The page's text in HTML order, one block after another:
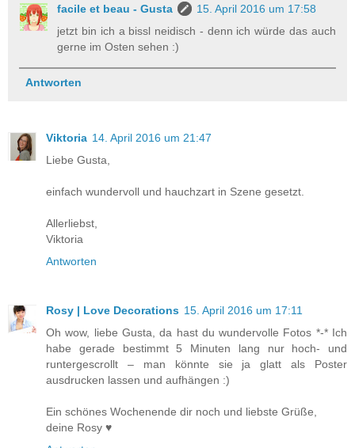
facile et beau - Gusta
15. April 2016 um 17:58
jetzt bin ich a bissl neidisch - denn ich würde das auch
gerne im Osten sehen :)
Antworten
Viktoria 14. April 2016 um 21:47
Liebe Gusta,
einfach wundervoll und hauchzart in Szene gesetzt.
Allerliebst,
Viktoria
Antworten
Rosy | Love Decorations 15. April 2016 um 17:11
Oh wow, liebe Gusta, da hast du wundervolle Fotos *-* Ich
habe gerade bestimmt 5 Minuten lang nur hoch- und
runtergescrollt – man könnte sie ja glatt als Poster
ausdrucken lassen und aufhängen :)
Ein schönes Wochenende dir noch und liebste Grüße,
deine Rosy ♥